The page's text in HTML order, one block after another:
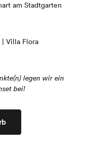
am Stadtgarten
Villa Flora
legen wir ein
bei!